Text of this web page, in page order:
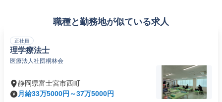
職種と勤務地が似ている求人
正社員
理学療法士
医療法人社団桐林会
静岡県富士宮市西町
月給33万5000円～37万5000円